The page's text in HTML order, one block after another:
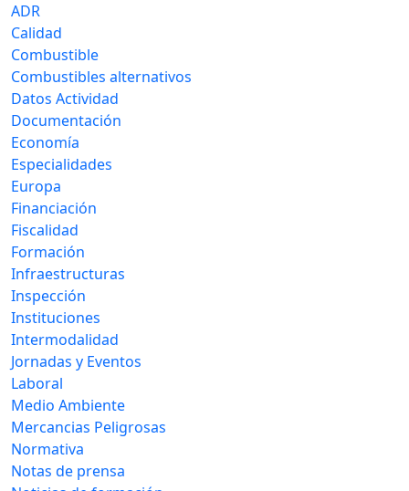
ADR
Calidad
Combustible
Combustibles alternativos
Datos Actividad
Documentación
Economía
Especialidades
Europa
Financiación
Fiscalidad
Formación
Infraestructuras
Inspección
Instituciones
Intermodalidad
Jornadas y Eventos
Laboral
Medio Ambiente
Mercancias Peligrosas
Normativa
Notas de prensa